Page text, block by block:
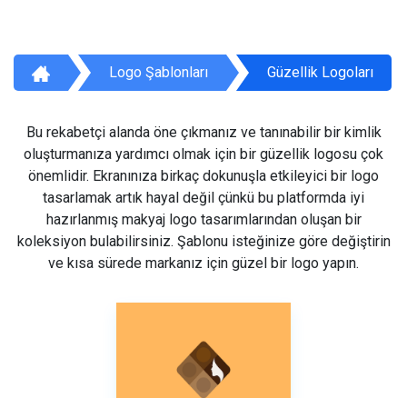
Logo Şablonları Güzellik Logoları
Bu rekabetçi alanda öne çıkmanız ve tanınabilir bir kimlik
oluşturmanıza yardımcı olmak için bir güzellik logosu çok
önemlidir. Ekranınıza birkaç dokunuşla etkileyici bir logo
tasarlamak artık hayal değil çünkü bu platformda iyi
hazırlanmış makyaj logo tasarımlarından oluşan bir
koleksiyon bulabilirsiniz. Şablonu isteğinize göre değiştirin
ve kısa sürede markanız için güzel bir logo yapın.